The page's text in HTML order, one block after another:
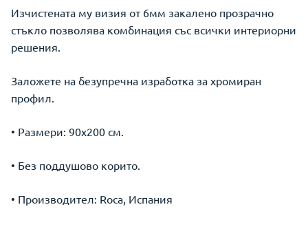
Изчистената му визия от 6мм закалено прозрачно
стъкло позволява комбинация със всички интериорни
решения.
Заложете на безупречна изработка за хромиран
профил.
• Размери: 90х200 см.
• Без поддушово корито.
• Производител: Roca, Испания